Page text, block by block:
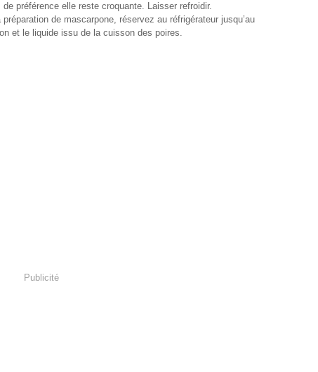
préférence elle reste croquante. Laisser refroidir.
de mascarpone, réservez au réfrigérateur jusqu’au
et le liquide issu de la cuisson des poires.
Publicité